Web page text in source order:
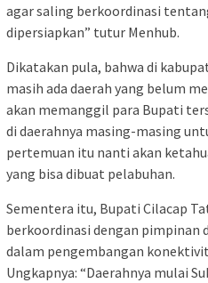
agar saling berkoordinasi
dipersiapkan” tutur Menhub.
Dikatakan pula, bahwa di
masih ada daerah yang belum
akan memanggil para Bupati
di daerahnya masing-masing
pertemuan itu nanti akan
yang bisa dibuat pelabuhan.
Sementera itu, Bupati Cilacap
berkoordinasi dengan pimpinan
dalam pengembangan
Ungkapnya: “Daerahnya mulai